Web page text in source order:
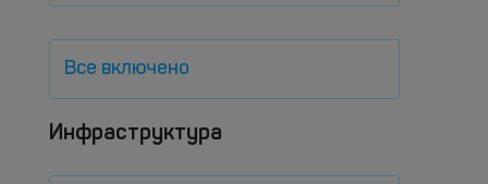
Все включено
Инфраструктура